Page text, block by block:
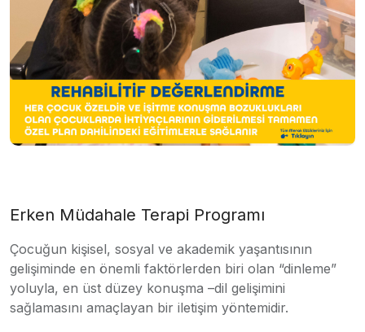
Erken Müdahale Terapi Programı
Çocuğun kişisel, sosyal ve akademik yaşantısının
gelişiminde en önemli faktörlerden biri olan “dinleme”
yoluyla, en üst düzey konuşma –dil gelişimini
sağlamasını amaçlayan bir iletişim yöntemidir.